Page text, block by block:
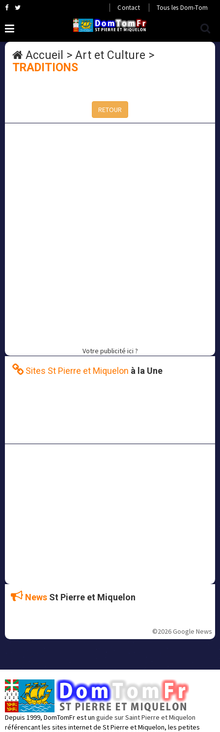
Contact Tous les Dom-Tom
Accueil > Art et Culture >
TRADITIONS
RETOUR
Votre publicité ici ?
Sites St Pierre et Miquelon à la Une
News St Pierre et Miquelon
©2026 Google News
Depuis 1999, DomTomFr est un guide sur Saint Pierre et Miquelon
référencant les sites internet de St Pierre et Miquelon, les petites